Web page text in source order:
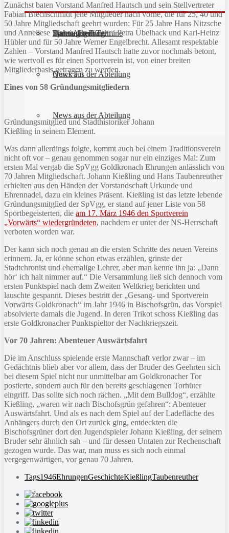
Sportanlagen
Training und Termine
Fitness für Frauen
Quick Fit
News aus der Abteilung
Darts-Abteilung
News aus der Abteilung
Zunächst baten Vorstand Manfred Hautsch und sein Stellvertreter
Fabian Blechschmidt jene Mitglieder nach vorne, die für 25, 40 und
50 Jahre Mitgliedschaft geehrt wurden: Für 25 Jahre Hans Nitzsche
und Anneliese Weber, für 40 Jahre Petra Übelhack und Karl-Heinz
Hübler und für 50 Jahre Werner Engelbrecht. Allesamt respektable
Zahlen – Vorstand Manfred Hautsch hatte zuvor nochmals betont,
wie wertvoll es für einen Sportverein ist, von einer breiten
Mitgliederbasis getragen zu werden.
Eines von 58 Gründungsmitgliedern
Gründungsmitglied und Stadthistoriker Johann
Kießling in seinem Element.
Was dann allerdings folgte, kommt auch bei einem Traditionsverein
nicht oft vor – genau genommen sogar nur ein einziges Mal: Zum
ersten Mal vergab die SpVgg Goldkronach Ehrungen anlässlich von
70 Jahren Mitgliedschaft. Johann Kießling und Hans Taubenreuther
erhielten aus den Händen der Vorstandschaft Urkunde und
Ehrennadel, dazu ein kleines Präsent. Kießling ist das letzte lebende
Gründungsmitglied der SpVgg, er stand auf jener Liste von 58
Sportbegeisterten, die am 17. März 1946 den Sportverein
„Vorwärts“ wiedergründeten, nachdem er unter der NS-Herrschaft
verboten worden war.
Der kann sich noch genau an die ersten Schritte des neuen Vereins
erinnern. Ja, er könne schon etwas erzählen, grinste der
Stadtchronist und ehemalige Lehrer, aber man kenne ihn ja: „Dann
hör‘ ich halt nimmer auf.“ Die Versammlung ließ sich dennoch vom
ersten Punktspiel nach dem Zweiten Weltkrieg berichten und
lauschte gespannt. Dieses bestritt der „Gesang- und Sportverein
Vorwärts Goldkronach“ im Jahr 1946 in Bischofsgrün, das Vorspiel
absolvierte damals die Jugend. In deren Trikot schoss Kießling das
erste Goldkronacher Punktspieltor der Nachkriegszeit.
Vor 70 Jahren: Abenteuer Auswärtsfahrt
Die im Anschluss spielende erste Mannschaft verlor zwar – im
Gedächtnis blieb aber vor allem, dass der Bruder des Geehrten sich
bei diesem Spiel nicht nur unmittelbar am Goldkronacher Tor
postierte, sondern auch für den bereits geschlagenen Torhüter
eingriff. Das sollte sich noch rächen. „Mit dem Bulldog“, erzählte
Kießling, „waren wir nach Bischofsgrün gefahren“: Abenteuer
Auswärtsfahrt. Und als es nach dem Spiel auf der Ladefläche des
Anhängers durch den Ort zurück ging, entdeckten die
Bischofsgrüner dort den Jugendspieler Johann Kießling, der seinem
Bruder sehr ähnlich sah – und für dessen Untaten zur Rechenschaft
gezogen wurde. Das war, man muss es sich noch einmal
vergegenwärtigen, vor genau 70 Jahren.
Tags1946EhrungenGeschichteKießlingTaubenreuther